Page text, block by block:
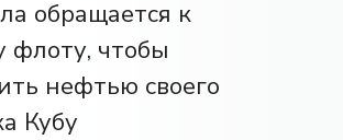
обращается к
флоту, чтобы
нефтью своего
Кубу